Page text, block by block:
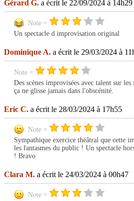
Gérard G. a écrit le 22/09/2024 à 14h29
Note =
Un spectacle d improvisation original
Dominique A. a écrit le 29/03/2024 à
Note =
Des scènes improvisées avec talent sur les
ça ne glisse jamais dans l'obscénité.
Eric C. a écrit le 28/03/2024 à 17h55
Note =
Sympathique exercice théâtral que cette
les fantasmes du public ! Un spectacle
! Bravo
Clara M. a écrit le 24/03/2024 à 00h47
Note =